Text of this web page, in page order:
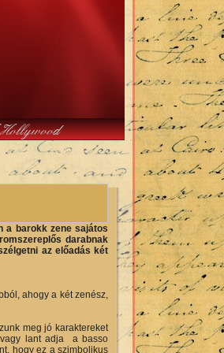
a barokk zene sajátos
darabnak
az előadás két
ahogy a két zenész,
meg jó karaktereket
lant adja a basso
hogy ez a szimbolikus